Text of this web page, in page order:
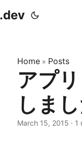
Home » Posts
アプ
しま
March 15, 2015 · 1